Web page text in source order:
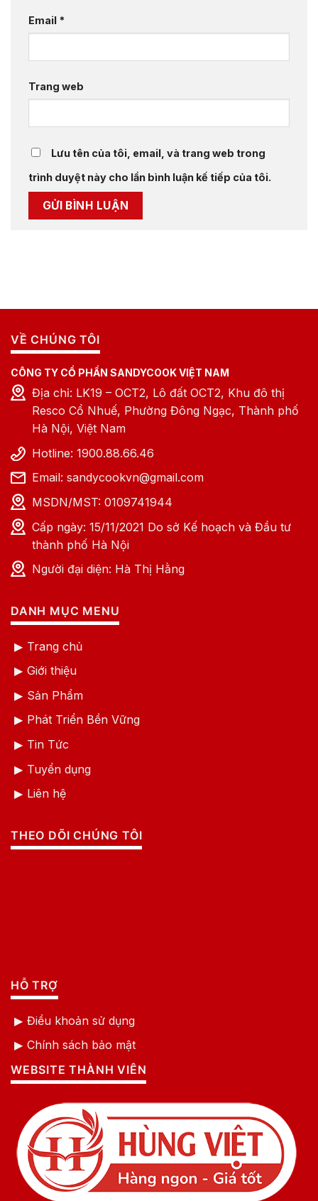
Email *
Trang web
Lưu tên của tôi, email, và trang web trong
trình duyệt này cho lần bình luận kế tiếp của tôi.
VỀ CHÚNG TÔI
CÔNG TY CỔ PHẦN SANDYCOOK VIỆT NAM
Địa chỉ: LK19 – OCT2, Lô đất OCT2, Khu đô thị
Resco Cổ Nhuế, Phường Đông Ngạc, Thành phố
Hà Nội, Việt Nam
Hotline: 1900.88.66.46
Email: sandycookvn@gmail.com
MSDN/MST: 0109741944
Cấp ngày: 15/11/2021 Do sở Kế hoạch và Đầu tư
thành phố Hà Nội
Người đại diện: Hà Thị Hằng
DANH MỤC MENU
Trang chủ
Giới thiệu
Sản Phẩm
Phát Triển Bền Vững
Tin Tức
Tuyển dụng
Liên hệ
THEO DÕI CHÚNG TÔI
HỖ TRỢ
Điều khoản sử dụng
Chính sách bảo mật
WEBSITE THÀNH VIÊN